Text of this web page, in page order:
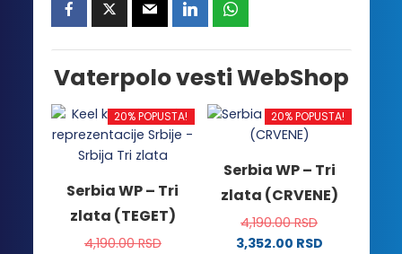
Vaterpolo vesti WebShop
20% POPUSTA!
Serbia WP – Tri
zlata (TEGET)
4,190.00RSD
20% POPUSTA!
Serbia WP – Tri
zlata (CRVENE)
4,190.00RSD
3,352.00 RSD